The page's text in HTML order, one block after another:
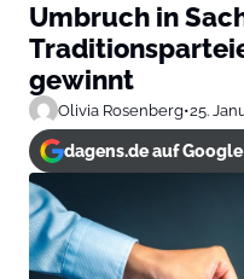
Umbruch in
gewinnt
Olivia Rosenberg•25.
dagens.de auf